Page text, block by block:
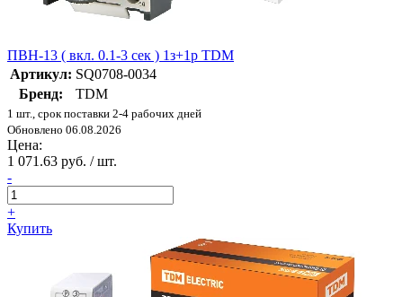
ПВН-13 ( вкл. 0.1-3 сек ) 1з+1р TDM
Артикул: SQ0708-0034
Бренд:
TDM
1 шт., срок поставки 2-4 рабочих дней
Обновлено 06.08.2026
Цена:
1 071.63 руб. / шт.
-
+
Купить